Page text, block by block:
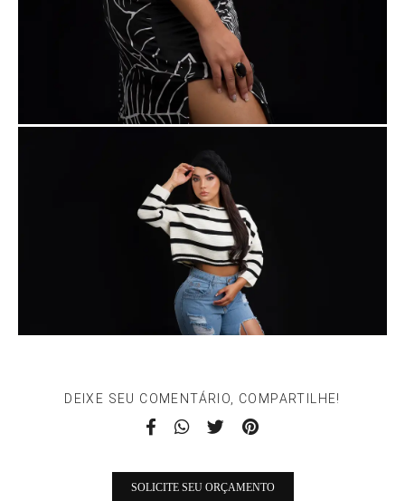
DEIXE SEU COMENTÁRIO, COMPARTILHE!
SOLICITE SEU ORÇAMENTO